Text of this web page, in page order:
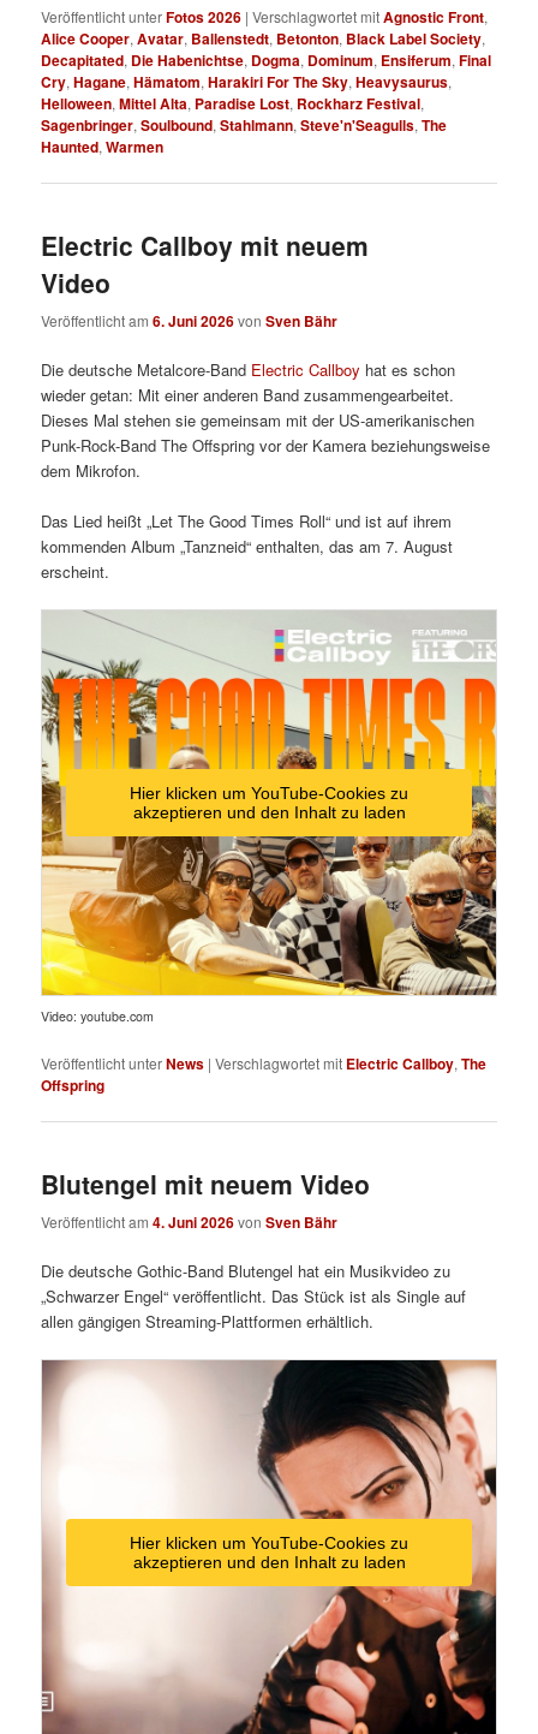
Veröffentlicht unterFotos 2026 |Verschlagwortet mitAgnostic Front,
Alice Cooper,Avatar, Ballenstedt, Betonton, Black Label Society,
Decapitated, Die Habenichtse, Dogma, Dominum, Ensiferum,Final
Cry,Hagane,Hämatom,Harakiri For The Sky,Heavysaurus,
Helloween,Mittel Alta, Paradise Lost, Rockharz Festival,
Sagenbringer,Soulbound,Stahlmann,Steve'n'Seagulls,The
Haunted,Warmen
Electric Callboy mit neuem
Video
Veröffentlicht am6. Juni 2026vonSven Bähr
Die deutsche Metalcore-Band Electric Callboy hat es schon
wieder getan: Mit einer anderen Band zusammengearbeitet.
Dieses Mal stehen sie gemeinsam mit der US-amerikanischen
Punk-Rock-Band The Offspring vor der Kamera beziehungsweise
dem Mikrofon.
Das Lied heißt „Let The Good Times Roll“ und ist auf ihrem
kommenden Album „Tanzneid“ enthalten, das am 7. August
erscheint.
Hier klicken um YouTube-Cookies zu
akzeptieren und den Inhalt zu laden
Video: youtube.com
Veröffentlicht unterNews |Verschlagwortet mit Electric Callboy,The
Offspring
Blutengel mit neuem Video
Veröffentlicht am4. Juni 2026vonSven Bähr
Die deutsche Gothic-Band Blutengel hat ein Musikvideo zu
„Schwarzer Engel“ veröffentlicht. Das Stück ist als Single auf
allen gängigen Streaming-Plattformen erhältlich.
Hier klicken um YouTube-Cookies zu
akzeptieren und den Inhalt zu laden